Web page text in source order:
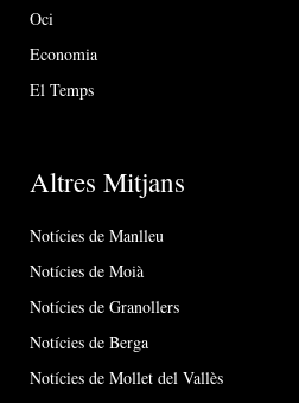
Oci
Economia
El Temps
Altres Mitjans
Notícies de Manlleu
Notícies de Moià
Notícies de Granollers
Notícies de Berga
Notícies de Mollet del Vallès